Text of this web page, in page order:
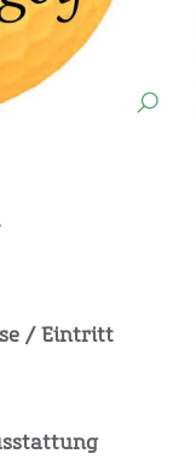
/ Eintritt